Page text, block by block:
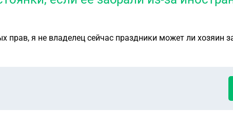
прав, я не владелец сейчас праздники может ли хозяин